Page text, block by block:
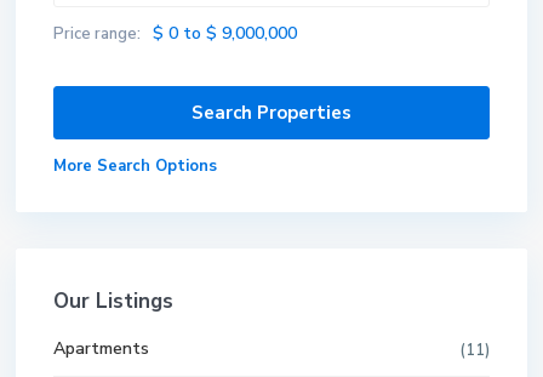
Price range: $ 0 to $ 9,000,000
More Search Options
Our Listings
Apartments (11)